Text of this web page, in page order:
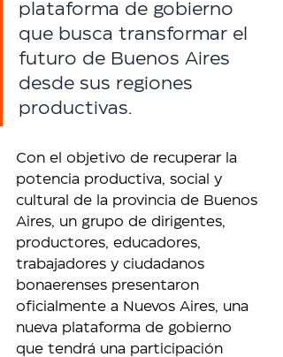
plataforma de gobierno
que busca transformar el
futuro de Buenos Aires
desde sus regiones
productivas.
Con el objetivo de recuperar la
potencia productiva, social y
cultural de la provincia de Buenos
Aires, un grupo de dirigentes,
productores, educadores,
trabajadores y ciudadanos
bonaerenses presentaron
oficialmente a Nuevos Aires, una
nueva plataforma de gobierno
que tendrá una participación